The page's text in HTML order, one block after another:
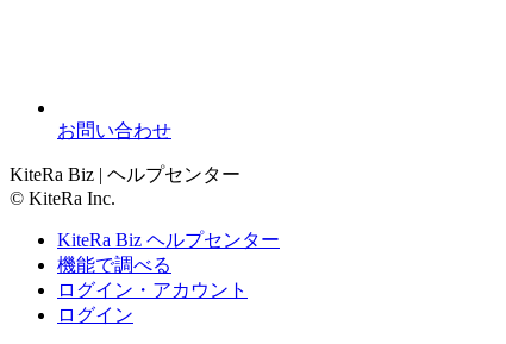
お問い合わせ
KiteRa Biz | ヘルプセンター
© KiteRa Inc.
KiteRa Biz ヘルプセンター
機能で調べる
ログイン・アカウント
ログイン